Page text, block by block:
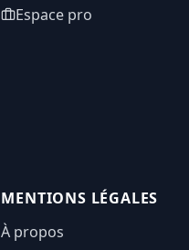
Espace pro
MENTIONS LÉGALES
À propos